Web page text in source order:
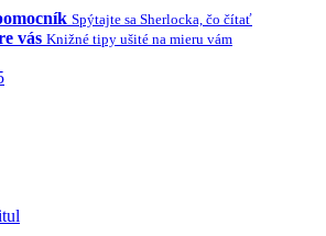
Spýtajte sa Sherlocka, čo čítať
vás Knižné tipy ušité na mieru vám